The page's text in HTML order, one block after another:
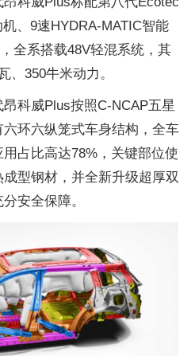
、9速HYDRA-MATIC智能
全系搭载48V轻混系统，其
、350牛米动力。
科威Plus按照C-NCAP五星
环六纵笼式车身结构，全车
占比高达78%，关键部位使
型钢材，并全新升级超厚双
安全保障。